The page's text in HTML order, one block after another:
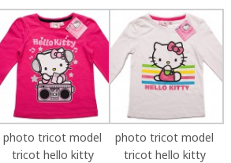
photo tricot model
tricot hello kitty
photo tricot model
tricot hello kitty